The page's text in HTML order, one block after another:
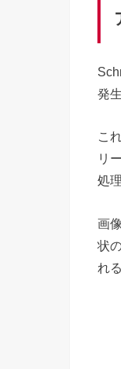
発
こ
リ
処
画
状
れ